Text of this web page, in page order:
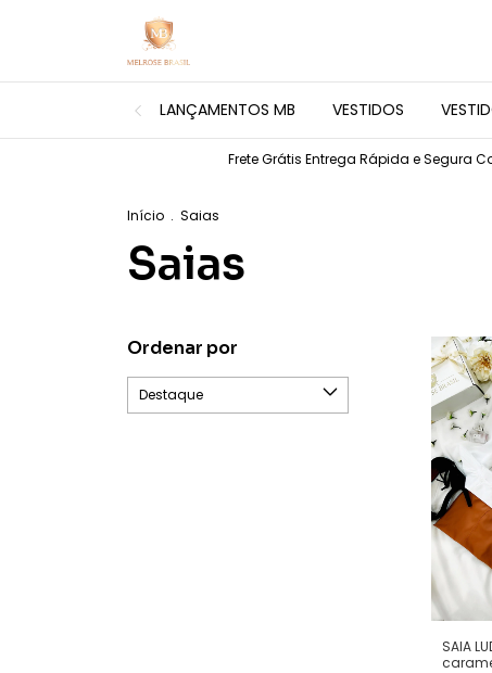
LANÇAMENTOS MB VESTIDOS
Frete Grátis Entrega Rápida e Segura
Início . Saias
Saias
Ordenar por
SAIA